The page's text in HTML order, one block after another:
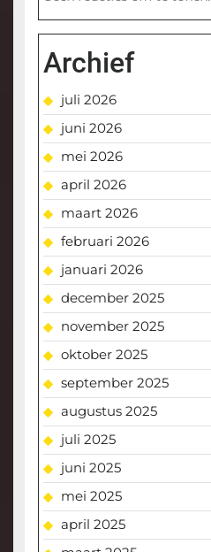
Archief
juli 2026
juni 2026
mei 2026
april 2026
maart 2026
februari 2026
januari 2026
december 2025
november 2025
oktober 2025
september 2025
augustus 2025
juli 2025
juni 2025
mei 2025
april 2025